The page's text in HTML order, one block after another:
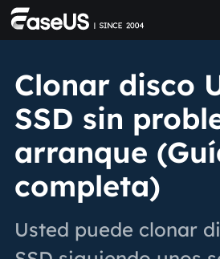
Clonar disco
SSD sin
arranque
completa)
Usted puede clonar